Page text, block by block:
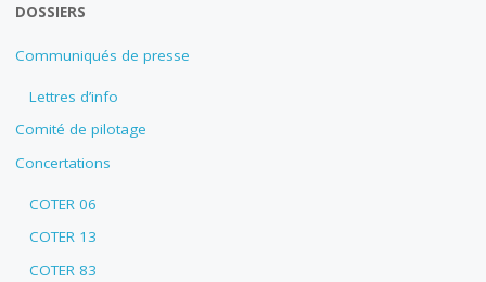
DOSSIERS
Communiqués de presse
Lettres d’info
Comité de pilotage
Concertations
COTER 06
COTER 13
COTER 83